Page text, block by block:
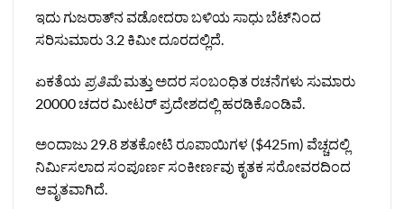
ಇದು ಗುಜರಾತ್‌ನ ವಡೋದರಾ ಬಳಿಯ ಸಾಧು ಬೆಟ್‌ನಿಂದ
ಸರಿಸುಮಾರು 3.2 ಕಿಮೀ ದೂರದಲ್ಲಿದೆ.
ಏಕತೆಯ ಪ್ರತಿಮೆಮತ್ತು ಅದರ ಸಂಬಂಧಿತ ರಚನೆಗಳು ಸುಮಾರು
20000 ಚದರ ಮೀಟರ್ ಪ್ರದೇಶದಲ್ಲಿ ಹರಡಿಕೊಂಡಿವೆ.
ಅಂದಾಜು 29.8 ಶತಕೋಟಿ ರೂಪಾಯಿಗಳ ($425m) ವೆಚ್ಚದಲ್ಲಿ
ನಿರ್ಮಿಸಲಾದ ಸಂಪೂರ್ಣ ಸಂಕೀರ್ಣವು ಕೃತಕ ಸರೋವರದಿಂದ
ಆವೃತವಾಗಿದೆ.